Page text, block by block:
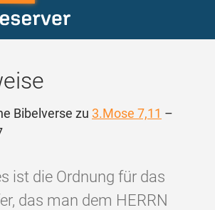
Bibelverse zu 3.Mose 7,11 –
ist die Ordnung für das
das man dem HERRN